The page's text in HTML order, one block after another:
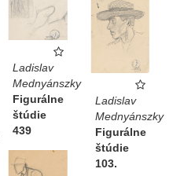
Ladislav
Mednyánszky
Figurálne
štúdie
439
Ladislav
Mednyánszky
Figurálne
štúdie
103.